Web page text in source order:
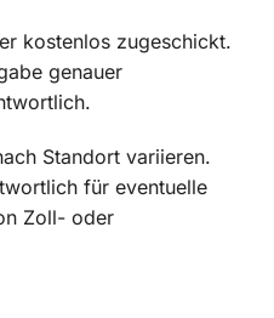
kostenlos zugeschickt.
genauer
Standort variieren.
für eventuelle
Zoll- oder